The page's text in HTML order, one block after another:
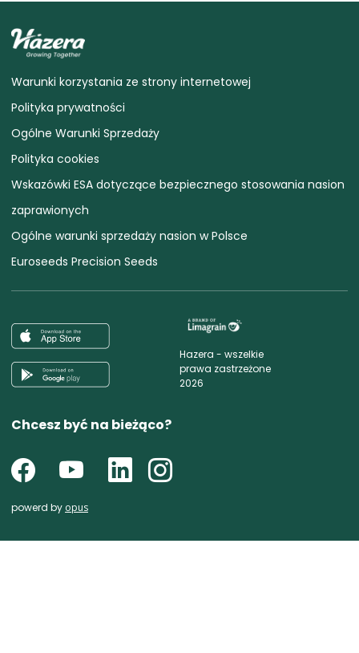
Warunki korzystania ze strony internetowej
Polityka prywatności
Ogólne Warunki Sprzedaży
Polityka cookies
Wskazówki ESA dotyczące bezpiecznego stosowania nasion
zaprawionych
Ogólne warunki sprzedaży nasion w Polsce
Euroseeds Precision Seeds
Hazera - wszelkie
prawa zastrzeżone
2026
Chcesz być na bieżąco?
powerd by opus